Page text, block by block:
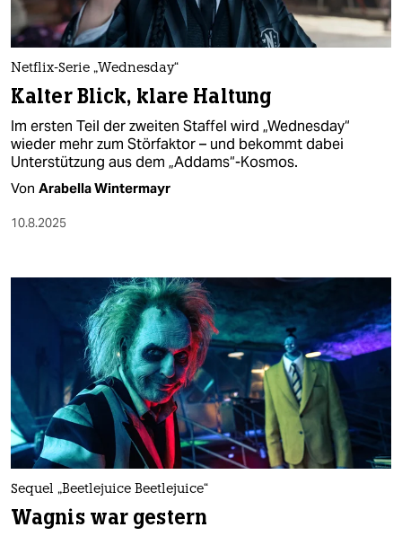
nord
wahrheit
verlag
verlag
veranstaltungen
shop
unterstützen
genossenschaft
epaper login
Netflix-Serie „Wednesday“
Kalter Blick, klare Haltung
Im ersten Teil der zweiten Staffel wird „Wednesday“
wieder mehr zum Störfaktor – und bekommt dabei
Unterstützung aus dem „Addams“-Kosmos.
Von Arabella Wintermayr
10.8.2025
Sequel „Beetlejuice Beetlejuice“
Wagnis war gestern